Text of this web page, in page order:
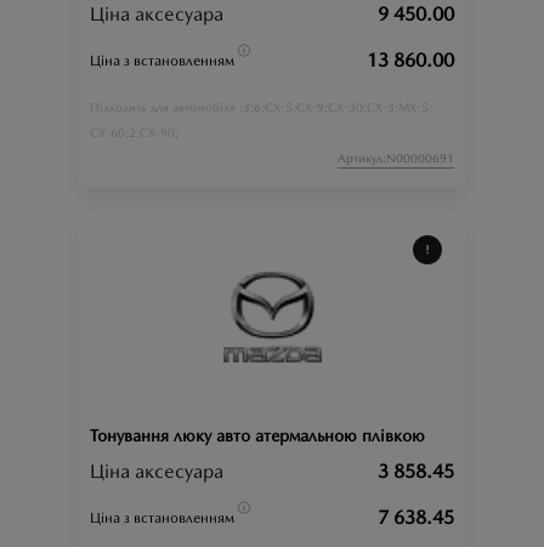
Ціна аксесуара 9 450.00
Ціна з встановленням 13 860.00
Підходить для автомобіля : 3; 6; CX-5; CX-9; CX-30; CX-3;
MX-5;
CX-60;
2; CX-90;
Артикул:N00000691
Тонування люку авто атермальною плівкою
Ціна аксесуара 3 858.45
Ціна з встановленням 7 638.45